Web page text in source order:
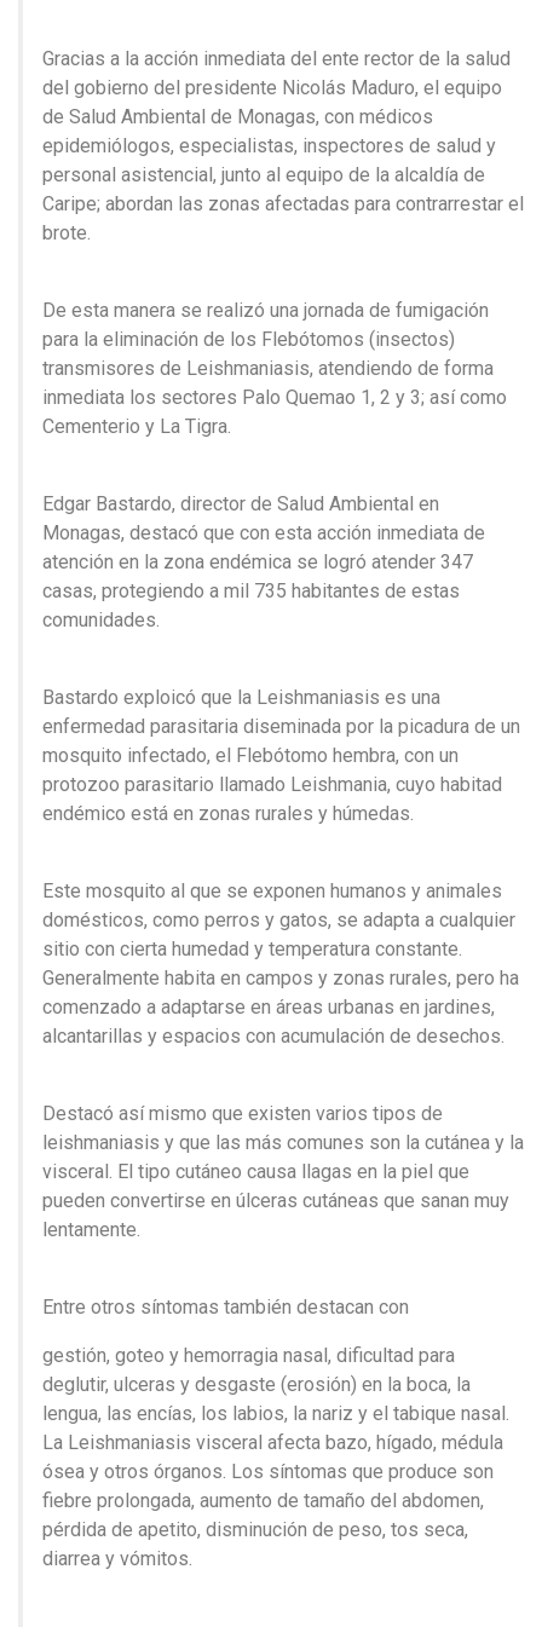
Gracias a la acción inmediata del ente rector de la salud
del gobierno del presidente Nicolás Maduro, el equipo
de Salud Ambiental de Monagas, con médicos
epidemiólogos, especialistas, inspectores de salud y
personal asistencial, junto al equipo de la alcaldía de
Caripe; abordan las zonas afectadas para contrarrestar el
brote.
De esta manera se realizó una jornada de fumigación
para la eliminación de los Flebótomos (insectos)
transmisores de Leishmaniasis, atendiendo de forma
inmediata los sectores Palo Quemao 1, 2 y 3; así como
Cementerio y La Tigra.
Edgar Bastardo, director de Salud Ambiental en
Monagas, destacó que con esta acción inmediata de
atención en la zona endémica se logró atender 347
casas, protegiendo a mil 735 habitantes de estas
comunidades.
Bastardo exploicó que la Leishmaniasis es una
enfermedad parasitaria diseminada por la picadura de un
mosquito infectado, el Flebótomo hembra, con un
protozoo parasitario llamado Leishmania, cuyo habitad
endémico está en zonas rurales y húmedas.
Este mosquito al que se exponen humanos y animales
domésticos, como perros y gatos, se adapta a cualquier
sitio con cierta humedad y temperatura constante.
Generalmente habita en campos y zonas rurales, pero ha
comenzado a adaptarse en áreas urbanas en jardines,
alcantarillas y espacios con acumulación de desechos.
Destacó así mismo que existen varios tipos de
leishmaniasis y que las más comunes son la cutánea y la
visceral. El tipo cutáneo causa llagas en la piel que
pueden convertirse en úlceras cutáneas que sanan muy
lentamente.
Entre otros síntomas también destacan con
gestión, goteo y hemorragia nasal, dificultad para
deglutir, ulceras y desgaste (erosión) en la boca, la
lengua, las encías, los labios, la nariz y el tabique nasal.
La Leishmaniasis visceral afecta bazo, hígado, médula
ósea y otros órganos. Los síntomas que produce son
fiebre prolongada, aumento de tamaño del abdomen,
pérdida de apetito, disminución de peso, tos seca,
diarrea y vómitos.